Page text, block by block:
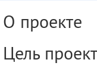
Официальные документы
История
Руководство
О проекте
Цель